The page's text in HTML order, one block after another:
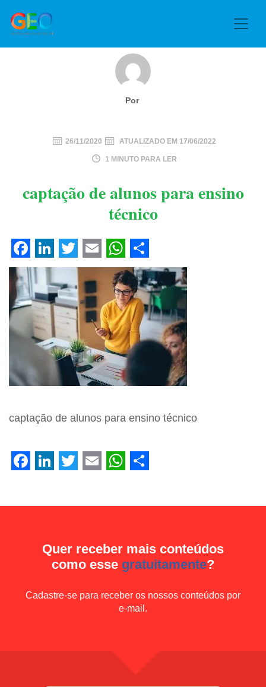
Por
26/11/2020 ATUALIZADO EM 17/06/2022
1 MINUTO PARA LER
captação de alunos para ensino
técnico
Facebook
LinkedIn
Twitter
EmailWhatsApp
Share
captação de alunos para ensino técnico
Quer receber mais conteúdos
como esse gratuitamente?
Cadastre-se para receber os nossos conteúdos por
e-mail.